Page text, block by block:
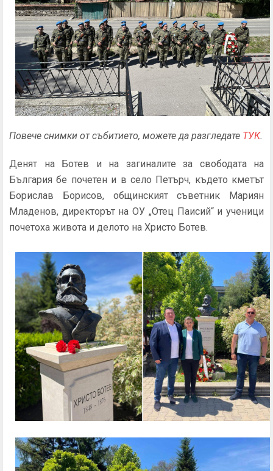
Повече снимки от събитието, можете да разгледате ТУК.
Денят на Ботев и на загиналите за свободата на
България бе почетен и в село Петърч, където кметът
Борислав Борисов, общинският съветник Мариян
Младенов, директорът на ОУ „Отец Паисий“ и ученици
почетоха живота и делото на Христо Ботев.